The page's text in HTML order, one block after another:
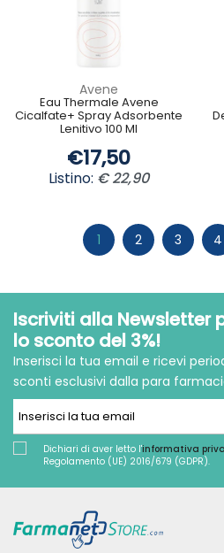
Avene
Eau Thermale Avene
Cicalfate+ Spray Adsorbente
Lenitivo 100 Ml
€17,50
Listino: € 22,90
1 2 3 4
Iscriviti alla Newsletter
lo sconto del 3%!
Inserisci la tua email e ricevi
sconti esclusivi dalla para
Dichiari di aver letto l'informativa
Regolamento (UE) 2016/679 (GDPR).